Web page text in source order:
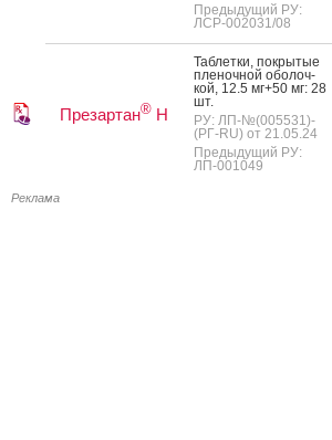
Предыдущий РУ:
ЛСР-002031/08
Презартан® Н
Таб­летки, пок­ры­тые
пле­ноч­ной обо­лоч­
кой, 12.5 мг+50 мг: 28
шт.
РУ: ЛП-№(005531)-
(РГ-RU) от 21.05.24
Предыдущий РУ:
ЛП-001049
Реклама